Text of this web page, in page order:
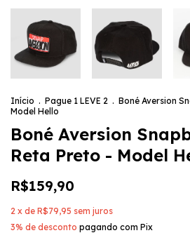
Início . Pague 1 LEVE 2 . Boné Aversion
Model Hello
Boné Aversion
Reta Preto - Model
R$159,90
2 x de R$79,95 sem juros
3% de desconto pagando com Pix